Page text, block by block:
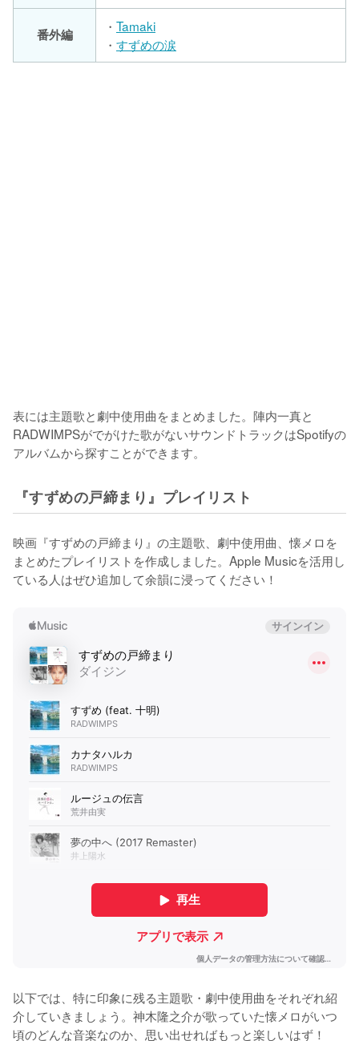
番外編 ・ Tamaki
・ すずめの涙
表には主題歌と劇中使用曲をまとめました。陣内一真と
RADWIMPSがでがけた歌がないサウンドトラックはSpotifyの
アルバムから探すことができます。
『すずめの戸締まり』プレイリスト
映画『すずめの戸締まり』の主題歌、劇中使用曲、懐メロを
まとめたプレイリストを作成しました。Apple Musicを活用し
ている人はぜひ追加して余韻に浸ってください！
以下では、特に印象に残る主題歌・劇中使用曲をそれぞれ紹
介していきましょう。神木隆之介が歌っていた懐メロがいつ
頃のどんな音楽なのか、思い出せればもっと楽しいはず！